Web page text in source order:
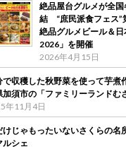
絶品屋台グルメが全
結 “庶民派食フェス”
絶品グルメビール＆日
2026」を開催
2026年4月15日
で収穫した秋野菜を使って芋
加須市の「ファミリーランドむ
年11月4日
けじゃもったいないさくらの名
ルシェ